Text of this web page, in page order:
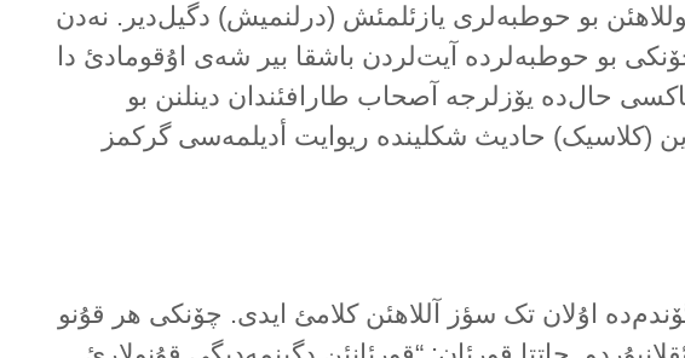
بو حوطبەلری یازئلمئش (درلنمیش) دگیل‌دیر. نەدن
بو حوطبەلردە آیت‌لردن باشقا بیر شەی اۇقومادئ دا
حال‌دە یۆزلرجە آصحاب طارافئندان دینلنن بو
(کلاسیک) حادیث شکلیندە ریوایت أدیلمەسی گرکمز
اۇلان تک سؤز آللاهئن کلامئ ایدی. چۆنکی هر قۇنو